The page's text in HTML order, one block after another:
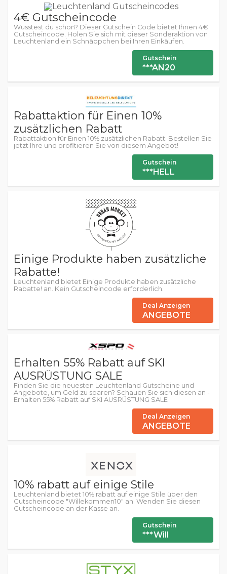
4€ Gutscheincode
Wusstest du schon? Dieser Gutschein Code bietet Ihnen 4€
Gutscheincode. Holen Sie sich mit dieser Sonderaktion von
Leuchtenland ein Schnäppchen bei Ihren Einkäufen.
Gutschein
***AN20
Rabattaktion für Einen 10%
zusätzlichen Rabatt
Rabattaktion für Einen 10% zusätzlichen Rabatt. Bestellen Sie
jetzt Ihre und profitieren Sie von diesem Angebot!
Gutschein
***HELL
Einige Produkte haben zusätzliche
Rabatte!
Leuchtenland bietet Einige Produkte haben zusätzliche
Rabatte! an. Kein Gutscheincode erforderlich.
Deal Anzeigen
ANGEBOTE
Erhalten 55% Rabatt auf SKI
AUSRÜSTUNG SALE
Finden Sie die neuesten Leuchtenland Gutscheine und
Angebote, um Geld zu sparen? Schauen Sie sich diesen an -
Erhalten 55% Rabatt auf SKI AUSRÜSTUNG SALE
Deal Anzeigen
ANGEBOTE
10% rabatt auf einige Stile
Leuchtenland bietet 10% rabatt auf einige Stile über den
Gutscheincode "Willekommen10" an. Wenden Sie diesen
Gutscheincode an der Kasse an.
Gutschein
***Will